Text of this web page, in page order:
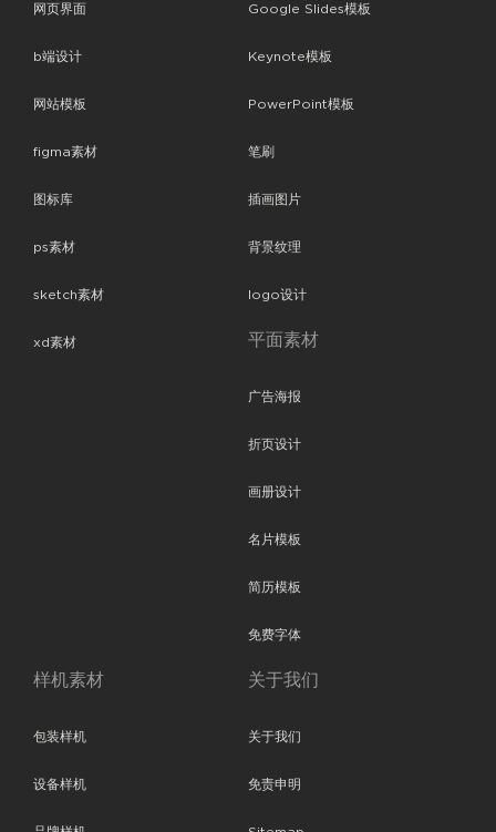
网页界面
b端设计
网站模板
figma素材
图标库
ps素材
sketch素材
xd素材
Google Slides模板
Keynote模板
PowerPoint模板
笔刷
插画图片
背景纹理
logo设计
平面素材
广告海报
折页设计
画册设计
名片模板
简历模板
免费字体
样机素材
包装样机
设备样机
关于我们
关于我们
免责申明